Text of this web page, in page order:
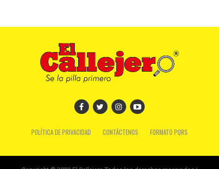
POLÍTICA DE PRIVACIDAD CONTÁCTENOS FORMATO PQRS